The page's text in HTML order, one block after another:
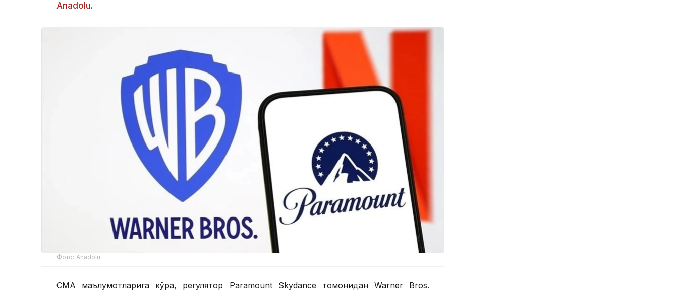
Аnadolu.
Фото: Аnadolu
CМА маълумотларига кўра, регулятор Paramount Skydance томонидан Warner Bros.